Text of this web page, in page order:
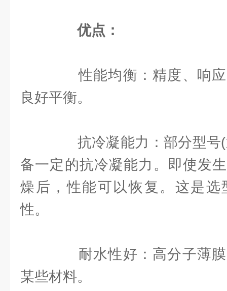
优点：
性能均衡：精度、响应
良好平衡。
抗冷凝能力：部分型号(
备一定的抗冷凝能力。即使发
燥后，性能可以恢复。这是选
性。
耐水性好：高分子薄膜
某些材料。